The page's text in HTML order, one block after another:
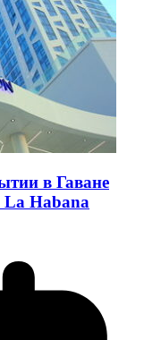
в Гаване
La Habana